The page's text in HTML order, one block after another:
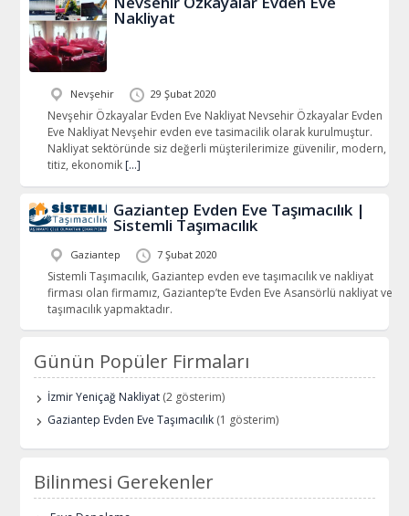
Nakliyat
Nevşehir 29 Şubat 2020
Nevşehir Özkayalar Evden Eve Nakliyat Nevsehir Özkayalar Evden
Eve Nakliyat Nevşehir evden eve tasimacilik olarak kurulmuştur.
Nakliyat sektöründe siz değerli müşterilerimize güvenilir, modern,
titiz, ekonomik […]
Gaziantep Evden Eve Taşımacılık |
Sistemli Taşımacılık
Gaziantep 7 Şubat 2020
Sistemli Taşımacılık, Gaziantep evden eve taşımacılık ve nakliyat
firması olan firmamız, Gaziantep’te Evden Eve Asansörlü nakliyat ve
taşımacılık yapmaktadır.
Günün Popüler Firmaları
İzmir Yeniçağ Nakliyat (2 gösterim)
Gaziantep Evden Eve Taşımacılık (1 gösterim)
Bilinmesi Gerekenler